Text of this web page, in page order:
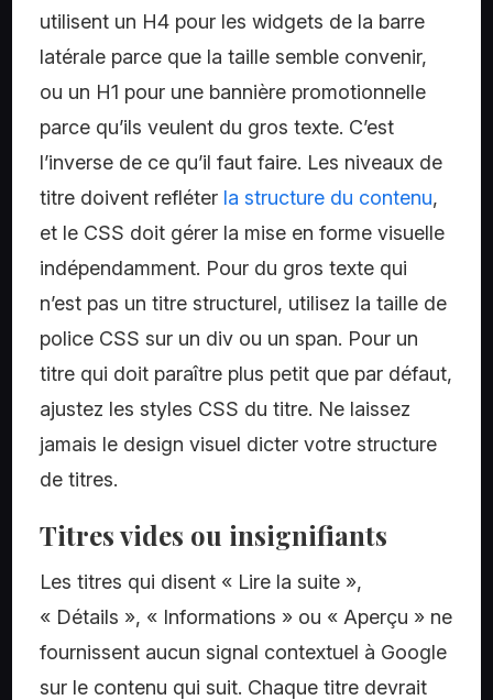
utilisent un H4 pour les widgets de la barre
latérale parce que la taille semble convenir,
ou un H1 pour une bannière promotionnelle
parce qu’ils veulent du gros texte. C’est
l’inverse de ce qu’il faut faire. Les niveaux de
titre doivent refléter la structure du contenu,
et le CSS doit gérer la mise en forme visuelle
indépendamment. Pour du gros texte qui
n’est pas un titre structurel, utilisez la taille de
police CSS sur un div ou un span. Pour un
titre qui doit paraître plus petit que par défaut,
ajustez les styles CSS du titre. Ne laissez
jamais le design visuel dicter votre structure
de titres.
Titres vides ou insignifiants
Les titres qui disent « Lire la suite »,
« Détails », « Informations » ou « Aperçu » ne
fournissent aucun signal contextuel à Google
sur le contenu qui suit. Chaque titre devrait